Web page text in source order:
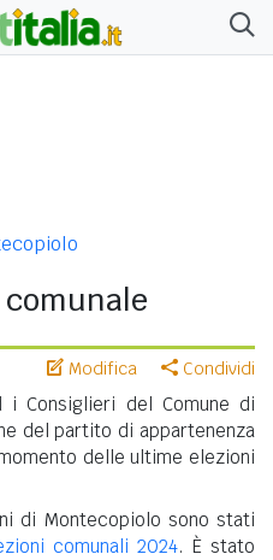
Modifica Condividi
Consiglieri del Comune di
del partito di appartenenza
delle ultime elezioni
di Montecopiolo sono stati
comunali 2024. È stato